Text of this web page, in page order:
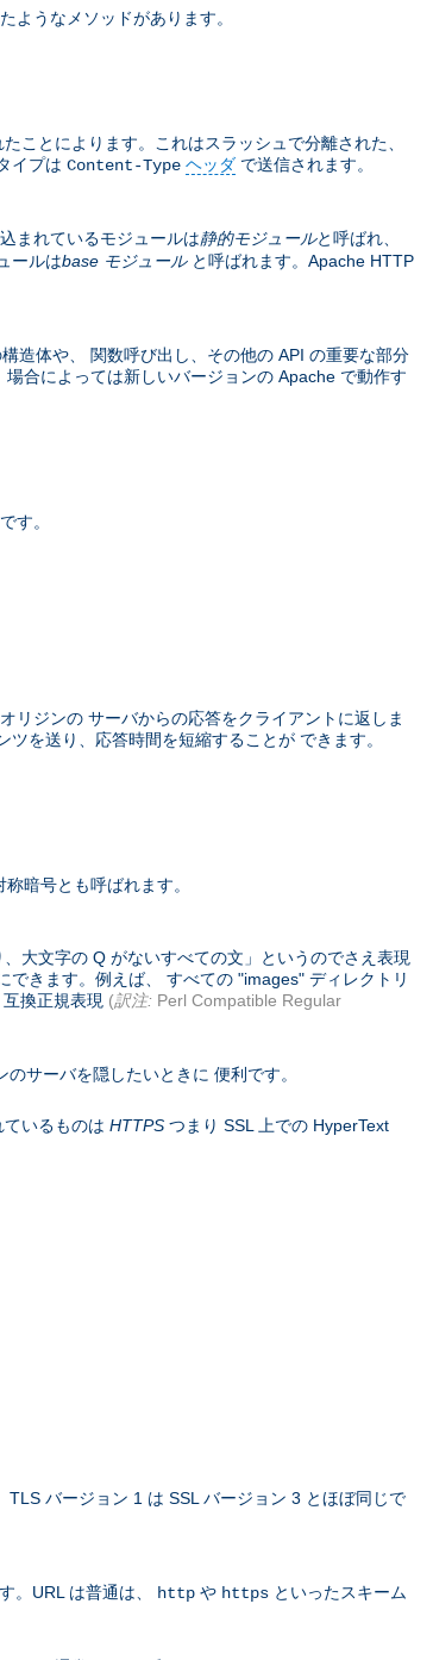
ようなメソッドがあります。
ことによります。これはスラッシュで分離された、
イプは Content-Type ヘッダ で送信されます。
まれているモジュールは静的モジュールと呼ばれ、
ールはbase モジュールと呼ばれます。Apache HTTP
造体や、 関数呼び出し、その他の API の重要な部分
合によっては新しいバージョンの Apache で動作す
す。
リジンの サーバからの応答をクライアントに返しま
を送り、応答時間を短縮することが できます。
暗号とも呼ばれます。
大文字の Q がないすべての文」というのでさえ表現
きます。例えば、 すべての "images" ディレクトリ
換正規表現 (訳注: Perl Compatible Regular
サーバを隠したいときに 便利です。
いるものは HTTPS つまり SSL 上での HyperText
バージョン 1 は SSL バージョン 3 とほぼ同じで
。URL は普通は、 http や https といったスキーム